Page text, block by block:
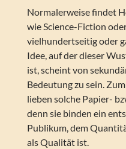
Normalerweise findet
wie Science-Fiction
vielhundertseitig oder
Idee, auf der dieser
ist, scheint von
Bedeutung zu sein.
lieben solche Papier-
denn sie binden ein
Publikum, dem
als Qualität ist.